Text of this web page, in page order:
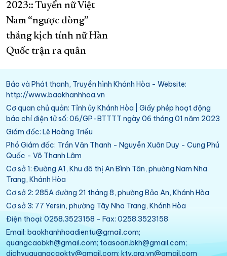
2023:: Tuyển nữ Việt
Nam “ngược dòng”
thắng kịch tính nữ Hàn
Quốc trận ra quân
Báo và Phát thanh, Truyền hình Khánh Hòa - Website:
http://www.baokhanhhoa.vn
Cơ quan chủ quản: Tỉnh ủy Khánh Hòa | Giấy phép hoạt động
báo chí điện tử số: 06/GP-BTTTT ngày 06 tháng 01 năm 2023
Giám đốc: Lê Hoàng Triều
Phó Giám đốc: Trần Văn Thanh - Nguyễn Xuân Duy - Cung Phú
Quốc - Võ Thanh Lâm
Cơ sở 1: Đường A1, Khu đô thị An Bình Tân, phường Nam Nha
Trang, Khánh Hòa
Cơ sở 2: 285A đường 21 tháng 8, phường Bảo An, Khánh Hòa
Cơ sở 3: 77 Yersin, phường Tây Nha Trang, Khánh Hòa
Điện thoại: 0258.3523158 - Fax: 0258.3523158
Email: baokhanhhoadientu@gmail.com;
quangcaobkh@gmail.com; toasoan.bkh@gmail.com;
dichvuquangcaoktv@gmail.com; ktv.org.vn@gmail.com